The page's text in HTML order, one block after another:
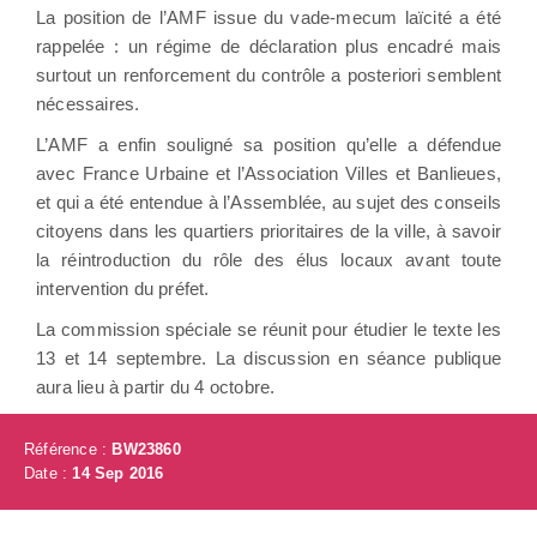
La position de l’AMF issue du vade-mecum laïcité a été
rappelée : un régime de déclaration plus encadré mais
surtout un renforcement du contrôle a posteriori semblent
nécessaires.
L’AMF a enfin souligné sa position qu’elle a défendue
avec France Urbaine et l’Association Villes et Banlieues,
et qui a été entendue à l’Assemblée, au sujet des conseils
citoyens dans les quartiers prioritaires de la ville, à savoir
la réintroduction du rôle des élus locaux avant toute
intervention du préfet.
La commission spéciale se réunit pour étudier le texte les
13 et 14 septembre. La discussion en séance publique
aura lieu à partir du 4 octobre.
Référence :BW23860
Date : 14 Sep 2016